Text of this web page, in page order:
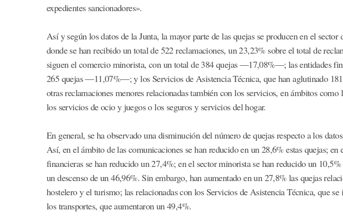
expedientes sancionadores».
Así y según los datos de la Junta, la mayor parte de las quejas se producen en el sector
donde se han recibido un total de 522 reclamaciones, un 23,23% sobre el total de
siguen el comercio minorista, con un total de 384 quejas —17,08%—; las entidades
265 quejas —11,07%—; y los Servicios de Asistencia Técnica, que han aglutinado
otras reclamaciones menores relacionadas también con los servicios, en ámbitos como
los servicios de ocio y juegos o los seguros y servicios del hogar.
En general, se ha observado una disminución del número de quejas respecto a los
Así, en el ámbito de las comunicaciones se han reducido en un 28,6% estas quejas; en
financieras se han reducido un 27,4%; en el sector minorista se han reducido un
un descenso de un 46,96%. Sin embargo, han aumentado en un 27,8% las quejas
hostelero y el turismo; las relacionadas con los Servicios de Asistencia Técnica, que
los transportes, que aumentaron un 49,4%.